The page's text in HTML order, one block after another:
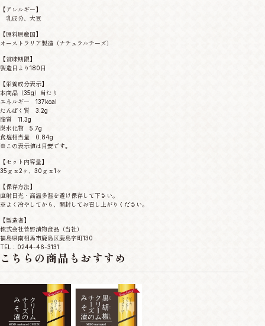
【アレルギー】
乳成分、大豆
【原料原産国】
オーストラリア製造（ナチュラルチーズ）
【賞味期限】
製造日より180日
【栄養成分表示】
本商品（35g）当たり
エネルギー 137kcal
たんぱく質 3.2g
脂質 11.3g
炭水化物 5.7g
食塩相当量 0.84g
※この表示値は目安です。
【セット内容量】
35ｇｘ2ヶ、30ｇｘ1ヶ
【保存方法】
直射日光・高温多湿を避け保存して下さい。
※よく冷やしてから、開封してお召し上がりください。
【製造者】
株式会社菅野漬物食品（当社）
福島県南相馬市鹿島区鹿島字町130
TEL：0244-46-3131
こちらの商品もおすすめ